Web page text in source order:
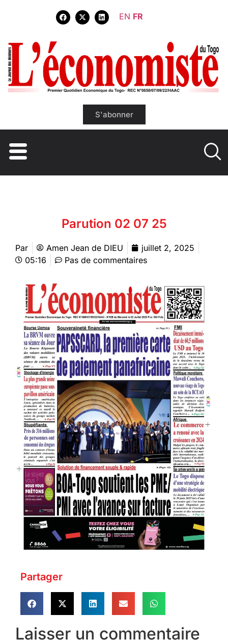
EN FR
S'abonner
Parution 02 07 25
Par Amen Jean de DIEU
juillet 2, 2025
05:16
Pas de commentaires
Partager
Laisser un commentaire